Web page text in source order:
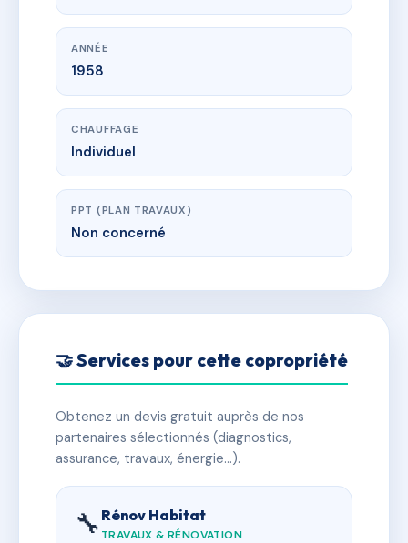
ANNÉE
1958
CHAUFFAGE
Individuel
PPT (PLAN TRAVAUX)
Non concerné
🤝 Services pour cette copropriété
Obtenez un devis gratuit auprès de nos
partenaires sélectionnés (diagnostics,
assurance, travaux, énergie…).
🔧 Rénov Habitat
TRAVAUX & RÉNOVATION